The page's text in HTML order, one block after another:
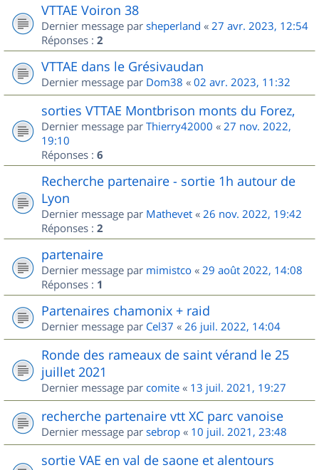
VTTAE Voiron 38
Dernier message par sheperland « 27 avr. 2023, 12:54
Réponses : 2
VTTAE dans le Grésivaudan
Dernier message par Dom38 « 02 avr. 2023, 11:32
sorties VTTAE Montbrison monts du Forez,
Dernier message par Thierry42000 « 27 nov. 2022,
19:10
Réponses : 6
Recherche partenaire - sortie 1h autour de
Lyon
Dernier message par Mathevet « 26 nov. 2022, 19:42
Réponses : 2
partenaire
Dernier message par mimistco « 29 août 2022, 14:08
Réponses : 1
Partenaires chamonix + raid
Dernier message par Cel37 « 26 juil. 2022, 14:04
Ronde des rameaux de saint vérand le 25
juillet 2021
Dernier message par comite « 13 juil. 2021, 19:27
recherche partenaire vtt XC parc vanoise
Dernier message par sebrop « 10 juil. 2021, 23:48
sortie VAE en val de saone et alentours